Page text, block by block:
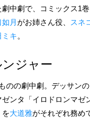
中劇で、コミックス1
月 がお姉さん役、 スネ
ミキ。
ジャー
のの劇中劇。デッサン
ゼンタ「イロドロンマゼ
を大道雅がそれぞれ務め